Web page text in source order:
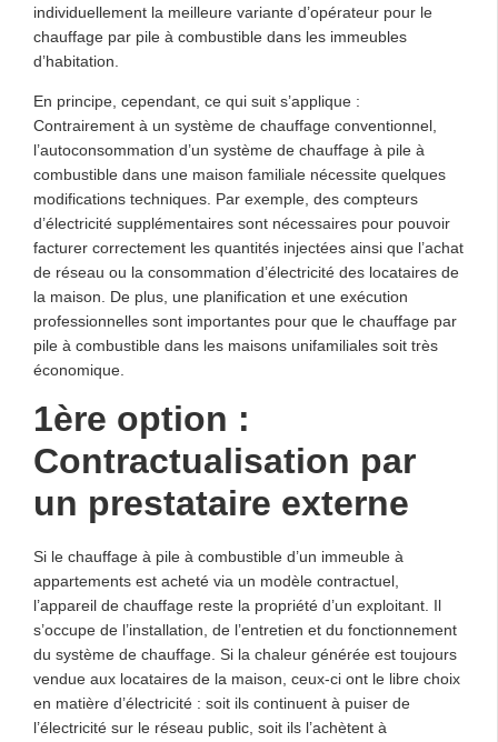
individuellement la meilleure variante d’opérateur pour le
chauffage par pile à combustible dans les immeubles
d’habitation.
En principe, cependant, ce qui suit s’applique :
Contrairement à un système de chauffage conventionnel,
l’autoconsommation d’un système de chauffage à pile à
combustible dans une maison familiale nécessite quelques
modifications techniques. Par exemple, des compteurs
d’électricité supplémentaires sont nécessaires pour pouvoir
facturer correctement les quantités injectées ainsi que l’achat
de réseau ou la consommation d’électricité des locataires de
la maison. De plus, une planification et une exécution
professionnelles sont importantes pour que le chauffage par
pile à combustible dans les maisons unifamiliales soit très
économique.
1ère option :
Contractualisation par
un prestataire externe
Si le chauffage à pile à combustible d’un immeuble à
appartements est acheté via un modèle contractuel,
l’appareil de chauffage reste la propriété d’un exploitant. Il
s’occupe de l’installation, de l’entretien et du fonctionnement
du système de chauffage. Si la chaleur générée est toujours
vendue aux locataires de la maison, ceux-ci ont le libre choix
en matière d’électricité : soit ils continuent à puiser de
l’électricité sur le réseau public, soit ils l’achètent à